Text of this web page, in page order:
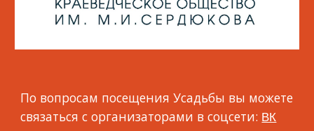
По вопросам посещения Усадьбы вы можете
связаться с организаторами в соцсети: ВК